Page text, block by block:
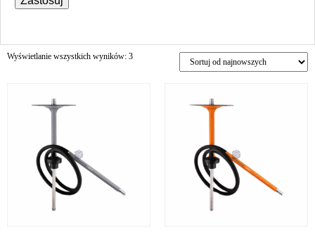
Wyświetlanie wszystkich wyników: 3